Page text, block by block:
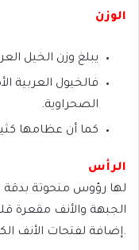
الوزن
يبلغ وزن الخيل العربي
فالخيول العربية
الصحراوية.
كما أن عظامها
الرأس
لها رؤوس منحوتة بدقة
الجبهة والأنف مقعرة
.إضافة لفتحات الأنف